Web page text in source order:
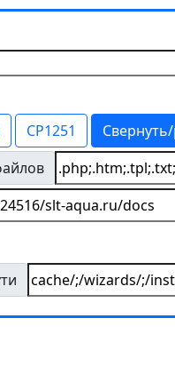
CP1251